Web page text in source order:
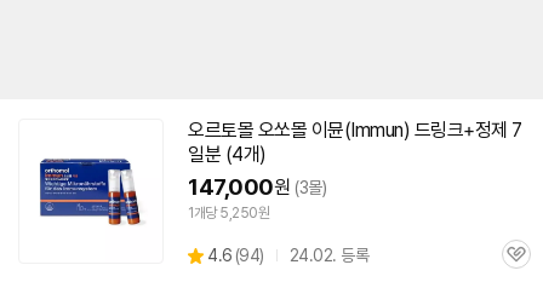
오르토몰 오쏘몰 이뮨(Immun) 드링크+정제 7
일분 (4개)
147,000원 (3몰)
1개당 5,250원
별
4.6 (상
94) 24.02. 등록
관